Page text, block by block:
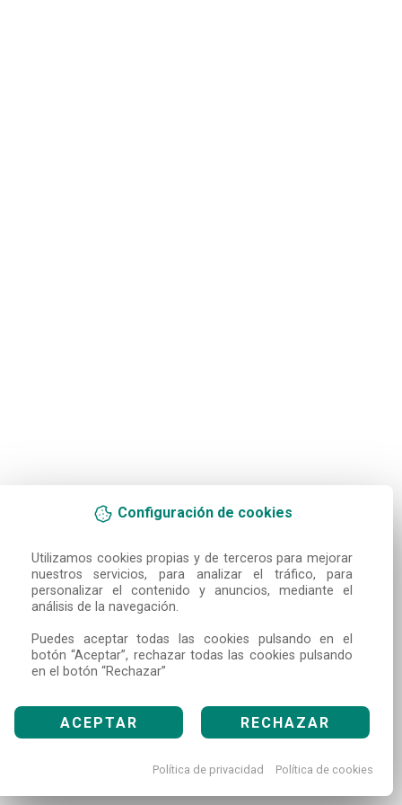
Configuración de cookies
Utilizamos cookies propias y de terceros para mejorar
nuestros servicios, para analizar el tráfico, para
personalizar el contenido y anuncios, mediante el
análisis de la navegación.
Puedes aceptar todas las cookies pulsando en el
botón “Aceptar”, rechazar todas las cookies pulsando
en el botón “Rechazar”
ACEPTAR RECHAZAR
Política de privacidad Política de cookies